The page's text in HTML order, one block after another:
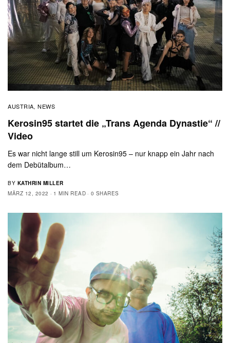
AUSTRIA, NEWS
Kerosin95 startet die „Trans Agenda Dynastie“ //
Video
Es war nicht lange still um Kerosin95 – nur knapp ein Jahr nach
dem Debütalbum…
BY KATHRIN MILLER
MÄRZ 12, 2022
1 MIN READ 0 SHARES